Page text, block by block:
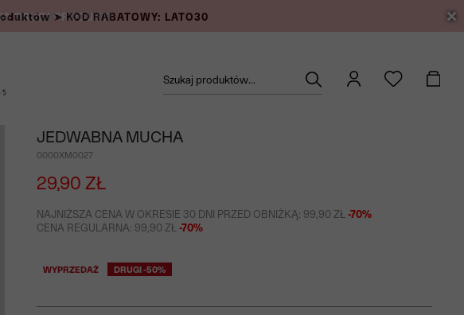
➤ KOD RABATOWY: LATO30
Szukaj produktów...
JEDWABNA MUCHA
0000XM0027
29,90 ZŁ
NAJNIŻSZA CENA W OKRESIE 30 DNI PRZED OBNIŻKĄ: 99,90 ZŁ -70%
CENA REGULARNA: 99,90 ZŁ -70%
WYPRZEDAŻ DRUGI -50%